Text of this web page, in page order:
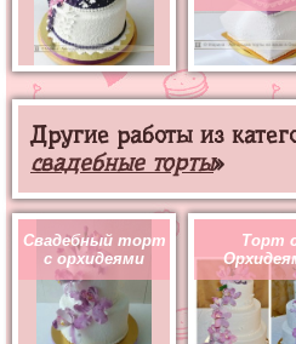
Другие работы из
свадебные торты»
Свадебный торт
с орхидеями
Торт